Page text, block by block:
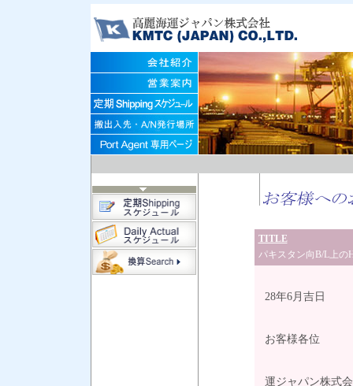
TITLE
パキスタン向B/L上の
28年6月吉日
お客様各位
運ジャパン株式